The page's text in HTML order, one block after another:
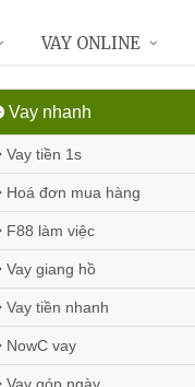
Vay nhanh
Vay tiền 1s
Hoá đơn mua hàng
F88 làm việc
Vay giang hồ
Vay tiền nhanh
NowC vay
VAY ONLINE